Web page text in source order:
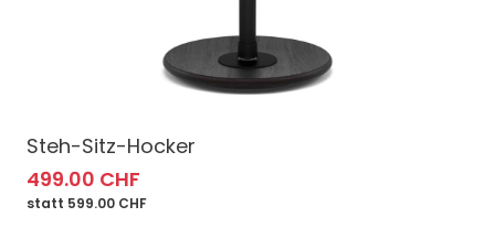
Steh-Sitz-Hocker
499.00 CHF
statt 599.00 CHF